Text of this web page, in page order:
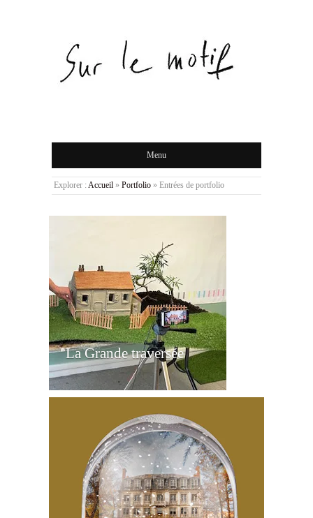
Menu
Explorer : Accueil » Portfolio » Entrées de portfolio
La Grande traversée